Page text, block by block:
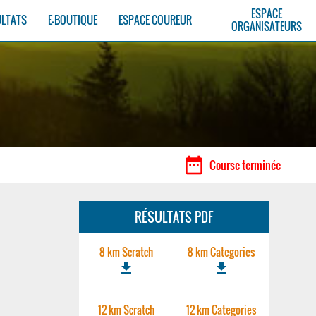
E-BOUTIQUE ESPACE COUREUR
ESPACE
ORGANISATEURS
date_range Course terminée
RÉSULTATS PDF
8 km Scratch
file_download
8 km Categories
file_download
12 km Scratch 12 km Categories